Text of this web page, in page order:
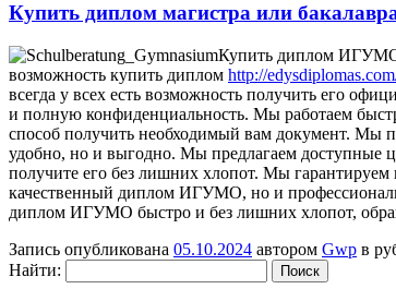
Купить диплом магистра или
Купить диплoм
возможность купить диплом http://
всегда у всех есть возможность получить его
и полную конфиденциальность. Мы работаем
способ получить необходимый вам документ. Мы
удобно, но и выгодно. Мы предлагаем доступные
получите его без лишних хлопот. Мы гарантируем
качественный диплом ИГУМО, но и
диплом ИГУМО быстро и без лишних хлопот,
Запись опубликована 05.10.2024 автором Gwp в
Найти: